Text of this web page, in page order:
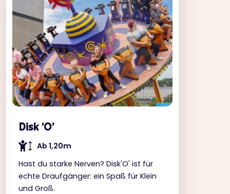
Disk 'O'
Ab 1,20m
Hast du starke Nerven? Disk'O' ist für
echte Draufgänger: ein Spaß für Klein
und Groß.